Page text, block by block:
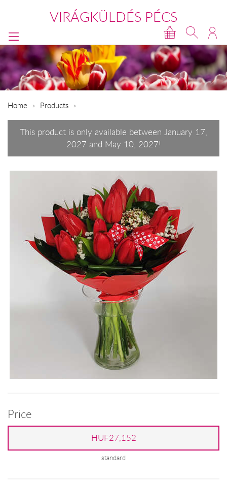
VIRÁGKÜLDÉS PÉCS
Home Products
This product is only available between January 17,
2027 and May 10, 2027!
Price
HUF27,152
standard